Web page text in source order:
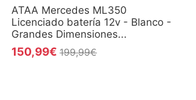
ATAA Mercedes ML350
Licenciado batería 12v - Blanco -
Grandes Dimensiones...
150,99€ 199,99€